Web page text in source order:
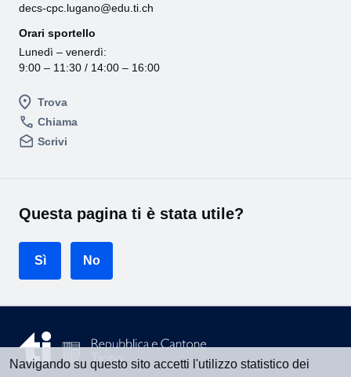
Navigando su questo sito accetti l'utilizzo statistico dei
Trova
Chiama
Scrivi
decs-cpc.lugano@edu.ti.ch
Orari sportello
Lunedì – venerdì:
9:00 – 11:30 / 14:00 – 16:00
Questa pagina ti è stata utile?
Sì No